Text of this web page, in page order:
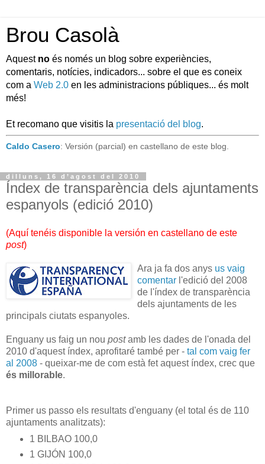
Brou Casolà
Aquest no és només un blog sobre experiències,
comentaris, notícies, indicadors... sobre el que es coneix
com a Web 2.0 en les administracions públiques... és molt
més!
Et recomano que visitis la presentació del blog.
Caldo Casero: Versión (parcial) en castellano de este blog.
dilluns, 16 d’agost del 2010
Índex de transparència dels ajuntaments
espanyols (edició 2010)
(Aquí tenéis disponible la versión en castellano de este
post)
Ara ja fa dos anys us vaig
comentar l'edició del 2008
de l'índex de transparència
dels ajuntaments de les
principals ciutats espanyoles.
Enguany us faig un nou postamb les dades de l'onada del
2010 d'aquest índex, aprofitaré també per - tal com vaig fer
al 2008 - queixar-me de com està fet aquest índex, crec que
és millorable.
Primer us passo els resultats d'enguany (el total és de 110
ajuntaments analitzats):
1 BILBAO 100,0
1 GIJÓN 100,0